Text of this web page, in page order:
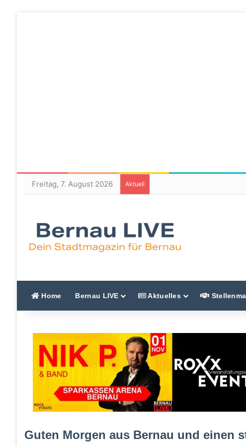
Freitag, 7. August 2026 Aktuell
Home Bernau LIVE Aktuelles
Guten Morgen aus Bernau und einen